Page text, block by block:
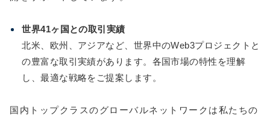
世界41ヶ国との取引実績
北米、欧州、アジアなど、世界中のWeb3プロジェクトと
の豊富な取引実績があります。各国市場の特性を理解
し、最適な戦略をご提案します。
国内トップクラスのグローバルネットワークは私たちの